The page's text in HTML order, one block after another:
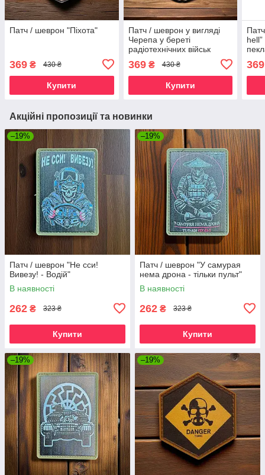
Патч / шеврон "Піхота"
369 ₴ 430 ₴
Купити
Патч / шеврон у вигляді
Черепа у береті
радіотехнічних військ
369₴ 430 ₴
Купити
369
Акційні пропозиції та новинки
–19%
Патч / шеврон "Не сси!
Вивезу! - Водій"
В наявності
262 ₴ 323 ₴
Купити
–19%
Патч / шеврон "У самурая
нема дрона - тільки пульт"
В наявності
262 ₴ 323 ₴
Купити
–19% –19%